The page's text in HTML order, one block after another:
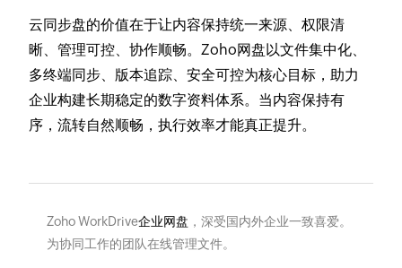
云同步盘的价值在于让内容保持统一来源、权限清
晰、管理可控、协作顺畅。Zoho网盘以文件集中化、
多终端同步、版本追踪、安全可控为核心目标，助力
企业构建长期稳定的数字资料体系。当内容保持有
序，流转自然顺畅，执行效率才能真正提升。
Zoho WorkDrive企业网盘 ，深受国内外企业一致喜爱。
为协同工作的团队在线管理文件。